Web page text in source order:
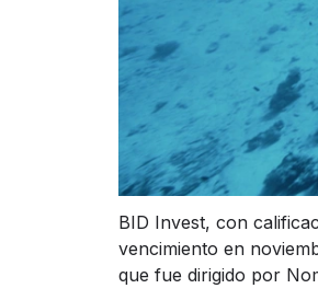
BID Invest, con
vencimiento en
que fue dirigido por